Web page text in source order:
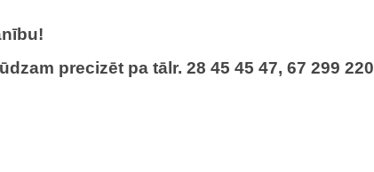
precizēt pa tālr. 28 45 45 47, 67 299 220